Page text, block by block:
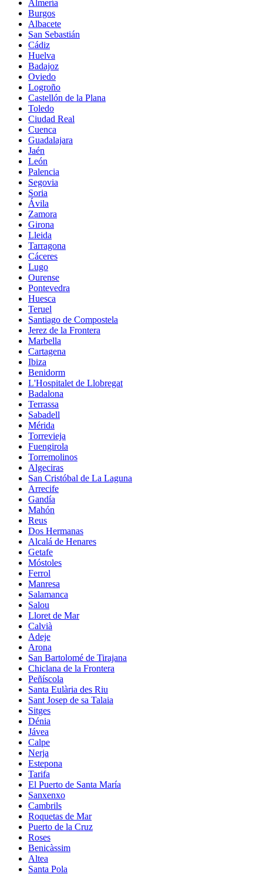
Almería
Burgos
Albacete
San Sebastián
Cádiz
Huelva
Badajoz
Oviedo
Logroño
Castellón de la Plana
Toledo
Ciudad Real
Cuenca
Guadalajara
Jaén
León
Palencia
Segovia
Soria
Ávila
Zamora
Girona
Lleida
Tarragona
Cáceres
Lugo
Ourense
Pontevedra
Huesca
Teruel
Santiago de Compostela
Jerez de la Frontera
Marbella
Cartagena
Ibiza
Benidorm
L'Hospitalet de Llobregat
Badalona
Terrassa
Sabadell
Mérida
Torrevieja
Fuengirola
Torremolinos
Algeciras
San Cristóbal de La Laguna
Arrecife
Gandía
Mahón
Reus
Dos Hermanas
Alcalá de Henares
Getafe
Móstoles
Ferrol
Manresa
Salamanca
Salou
Lloret de Mar
Calvià
Adeje
Arona
San Bartolomé de Tirajana
Chiclana de la Frontera
Peñíscola
Santa Eulària des Riu
Sant Josep de sa Talaia
Sitges
Dénia
Jávea
Calpe
Nerja
Estepona
Tarifa
El Puerto de Santa María
Sanxenxo
Cambrils
Roquetas de Mar
Puerto de la Cruz
Roses
Benicàssim
Altea
Santa Pola